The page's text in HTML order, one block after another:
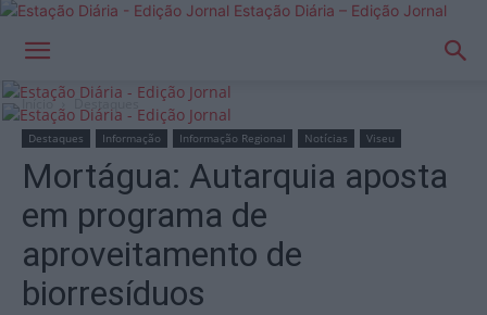
Estação Diária – Edição Jornal
Início Destaques
Destaques Informação Informação Regional Notícias Viseu
Mortágua: Autarquia aposta
em programa de
aproveitamento de
biorresíduos